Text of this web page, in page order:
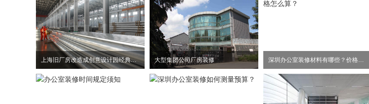
上海旧厂房改造成创意设计园经典案例 大型集团公司厂房装修 深圳办公室装修材料有哪些？价格怎么算？